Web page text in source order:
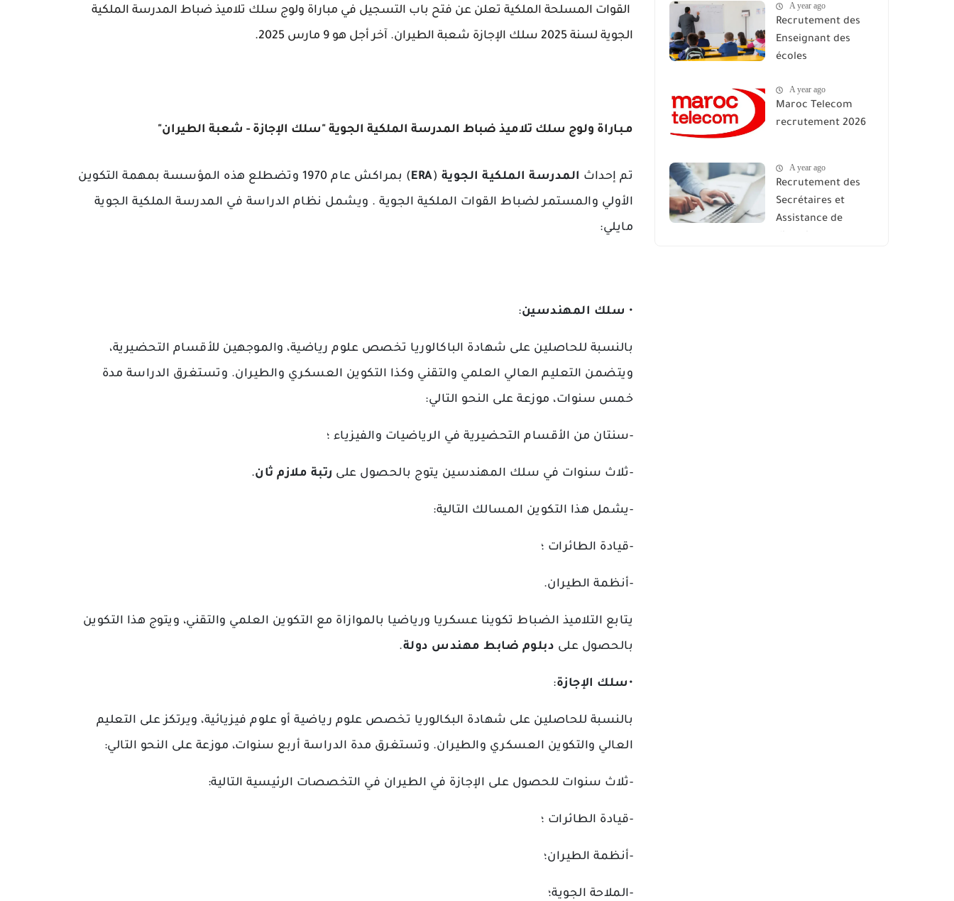
القوات المسلحة الملكية تعلن عن فتح باب التسجيل في مباراة ولوج سلك تلاميذ ضباط المدرسة الملكية
الجوية لسنة 2025 سلك الإجازة شعبة الطيران. آخر أجل هو 9 مارس 2025.
مـبـاراة ولوج سلك تلاميذ ضباط المدرسة الملكية الجوية "سلك الإجازة - شعبة الطيران"
تم إحداث المدرسة الملكية الجوية (
ERA
) بمراكش عام 1970 وتضطلع هذه المؤسسة بمهمة التكوين
الأولي والمستمر لضباط القوات الملكية الجوية . ويشمل نظام الدراسة في المدرسة الملكية الجوية
مايلي:
• سلك المهندسين:
بالنسبة للحاصلين على شهادة الباكالوريا تخصص علوم رياضية، والموجهين للأقسام التحضيرية،
ويتضمن التعليم العالي العلمي والتقني وكذا التكوين العسكري والطيران. وتستغرق الدراسة مدة
خمس سنوات، موزعة على النحو التالي:
-سنتان من الأقسام التحضيرية في الرياضيات والفيزياء ؛
-ثلاث سنوات في سلك المهندسين يتوج بالحصول على رتبة ملازم ثان.
-يشمل هذا التكوين المسالك التالية:
-قيادة الطائرات ؛
-أنظمة الطيران.
يتابع التلاميذ الضباط تكوينا عسكريا ورياضيا بالموازاة مع التكوين العلمي والتقني، ويتوج هذا التكوين
بالحصول على دبلوم ضابط مهندس دولة.
• سلك الإجازة:
بالنسبة للحاصلين على شهادة البكالوريا تخصص علوم رياضية أو علوم فيزيائية، ويرتكز على التعليم
العالي والتكوين العسكري والطيران. وتستغرق مدة الدراسة أربع سنوات، موزعة على النحو التالي:
-ثلاث سنوات للحصول على الإجازة في الطيران في التخصصات الرئيسية التالية:
-قيادة الطائرات ؛
-أنظمة الطيران؛
-الملاحة الجوية؛
A year ago
Recrutement des
Enseignant des
écoles
A year ago
Maroc Telecom
recrutement 2026
A year ago
Recrutement des
Secrétaires et
Assistance de